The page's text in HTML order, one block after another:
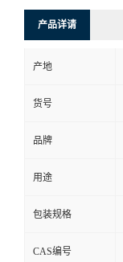
产品详请
产地
货号
品牌
用途
包装规格
CAS编号